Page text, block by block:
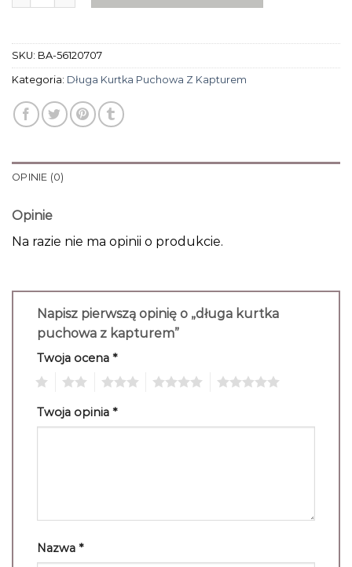
SKU: BA-56120707
Kategoria: Długa Kurtka Puchowa Z Kapturem
OPINIE (0)
Opinie
Na razie nie ma opinii o produkcie.
Napisz pierwszą opinię o „długa kurtka
puchowa z kapturem”
Twoja ocena *
Twoja opinia *
Nazwa *